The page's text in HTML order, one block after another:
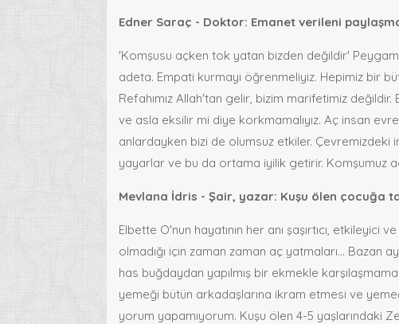
Edner Saraç - Doktor: Emanet verileni
'Komşusu açken tok yatan bizden değildir'
adeta. Empati kurmayı öğrenmeliyiz. Hepimiz bir
Refahımız Allah'tan gelir, bizim marifetimiz
ve asla eksilir mi diye korkmamalıyız. Aç insan
anlardayken bizi de olumsuz etkiler.
yayarlar ve bu da ortama iyilik getirir. Komşumuz
Mevlana İdris - Şair, yazar: Kuşu ölen çocuğa
Elbette O'nun hayatının her anı şaşırtıcı,
olmadığı için zaman zaman aç yatmaları... Bazan
has buğdaydan yapılmış bir ekmekle
yemeği bütün arkadaşlarına ikram etmesi ve
yorum yapamıyorum. Kuşu ölen 4-5 yaşlarındaki